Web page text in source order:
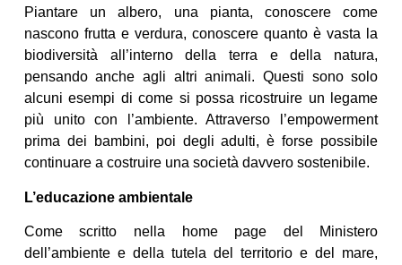
Piantare un albero, una pianta, conoscere come
nascono frutta e verdura, conoscere quanto è vasta la
biodiversità all’interno della terra e della natura,
pensando anche agli altri animali. Questi sono solo
alcuni esempi di come si possa ricostruire un legame
più unito con l’ambiente. Attraverso l’empowerment
prima dei bambini, poi degli adulti, è forse possibile
continuare a costruire una società davvero sostenibile.
L’educazione ambientale
Come scritto nella home page del Ministero
dell’ambiente e della tutela del territorio e del mare,